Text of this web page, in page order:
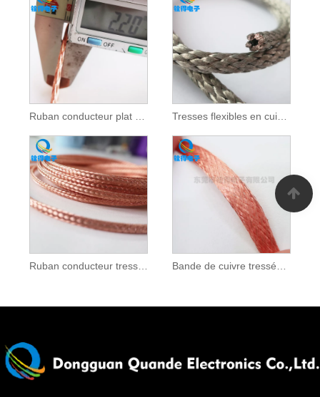
Ruban conducteur tressé en cuivre pur